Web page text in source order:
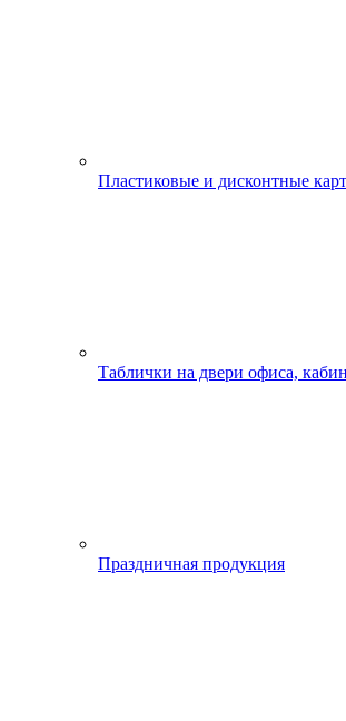
Пластиковые и дисконтные
Таблички на двери офиса,
Праздничная продукция